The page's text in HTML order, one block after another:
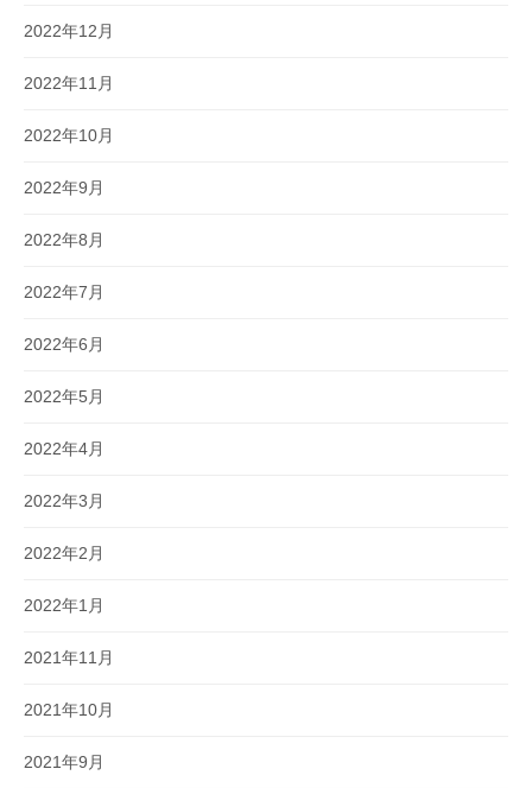
2022年12月
2022年11月
2022年10月
2022年9月
2022年8月
2022年7月
2022年6月
2022年5月
2022年4月
2022年3月
2022年2月
2022年1月
2021年11月
2021年10月
2021年9月